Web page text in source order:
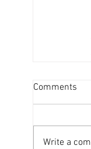
Comments
Write a